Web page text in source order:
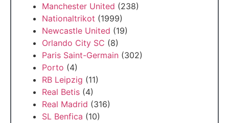
Manchester United (238)
Nationaltrikot (1999)
Newcastle United (19)
Orlando City SC (8)
Paris Saint-Germain (302)
Porto (4)
RB Leipzig (11)
Real Betis (4)
Real Madrid (316)
SL Benfica (10)